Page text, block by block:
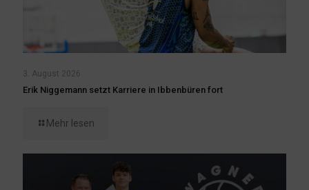
3. August 2026
Erik Niggemann setzt Karriere in Ibbenbüren fort
Mehr lesen